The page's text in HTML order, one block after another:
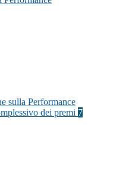
sulla Performance
dei premi 7